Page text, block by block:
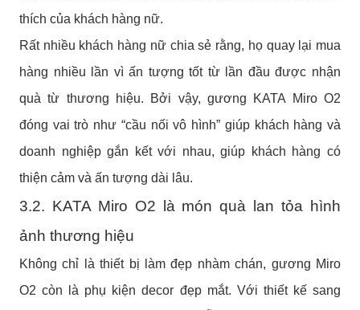
thích của khách hàng nữ.
Rất nhiều khách hàng nữ chia sẻ rằng, họ quay lại mua
hàng nhiều lần vì ấn tượng tốt từ lần đầu được nhận
quà từ thương hiệu. Bởi vậy, gương KATA Miro O2
đóng vai trò như “cầu nối vô hình” giúp khách hàng và
doanh nghiệp gắn kết với nhau, giúp khách hàng có
thiện cảm và ấn tượng dài lâu.
3.2. KATA Miro O2 là món quà lan tỏa hình
ảnh thương hiệu
Không chỉ là thiết bị làm đẹp nhàm chán, gương Miro
O2 còn là phụ kiện decor đẹp mắt. Với thiết kế sang